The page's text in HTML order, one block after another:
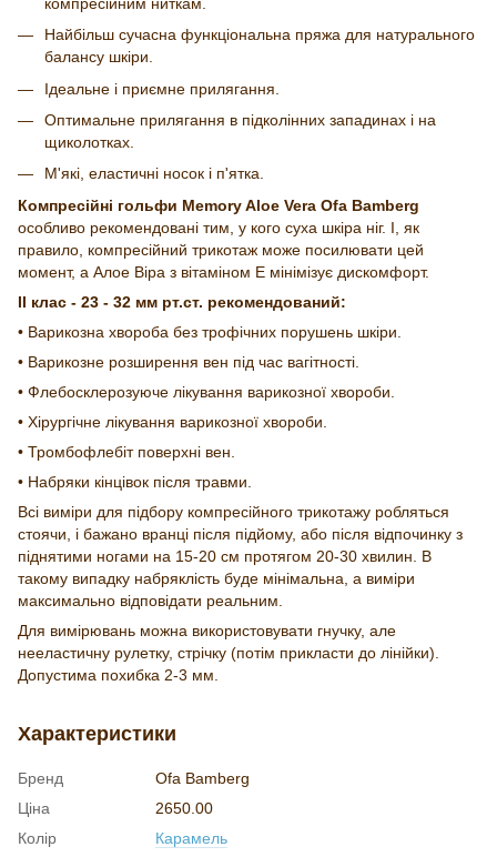
Найбільш сучасна функціональна пряжа для натурального
балансу шкіри.
Ідеальне і приємне прилягання.
Оптимальне прилягання в підколінних западинах і на
щиколотках.
М'які, еластичні носок і п'ятка.
Компресійні гольфи Memory Aloe Vera Ofa Bamberg
особливо рекомендовані тим, у кого суха шкіра ніг. І, як
правило, компресійний трикотаж може посилювати цей
момент, а Алое Віра з вітаміном Е мінімізує дискомфорт.
II клас - 23 - 32 мм рт.ст. рекомендований:
• Варикозна хвороба без трофічних порушень шкіри.
• Варикозне розширення вен під час вагітності.
• Флебосклерозуюче лікування варикозної хвороби.
• Хірургічне лікування варикозної хвороби.
• Тромбофлебіт поверхні вен.
• Набряки кінцівок після травми.
Всі виміри для підбору компресійного трикотажу робляться
стоячи, і бажано вранці після підйому, або після відпочинку з
піднятими ногами на 15-20 см протягом 20-30 хвилин. В
такому випадку набряклість буде мінімальна, а виміри
максимально відповідати реальним.
Для вимірювань можна використовувати гнучку, але
нееластичну рулетку, стрічку (потім прикласти до лінійки).
Допустима похибка 2-3 мм.
Характеристики
Бренд
Ofa Bamberg
Ціна
2650.00
Колір
Карамель